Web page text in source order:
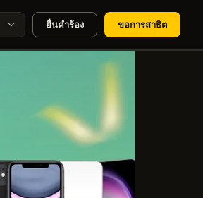
ยื่นคำร้อง ขอการสาธิต